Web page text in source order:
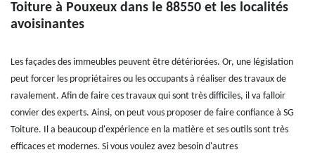
Toiture à Pouxeux dans le 88550 et les localités
avoisinantes
Les façades des immeubles peuvent être détériorées. Or, une législation
peut forcer les propriétaires ou les occupants à réaliser des travaux de
ravalement. Afin de faire ces travaux qui sont très difficiles, il va falloir
convier des experts. Ainsi, on peut vous proposer de faire confiance à SG
Toiture. Il a beaucoup d'expérience en la matière et ses outils sont très
efficaces et modernes. Si vous voulez avez besoin d'autres